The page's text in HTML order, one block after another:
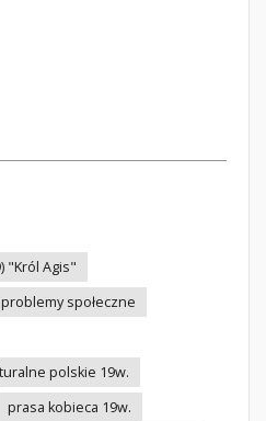
"Król Agis"
problemy społeczne
polskie 19w.
prasa kobieca 19w.